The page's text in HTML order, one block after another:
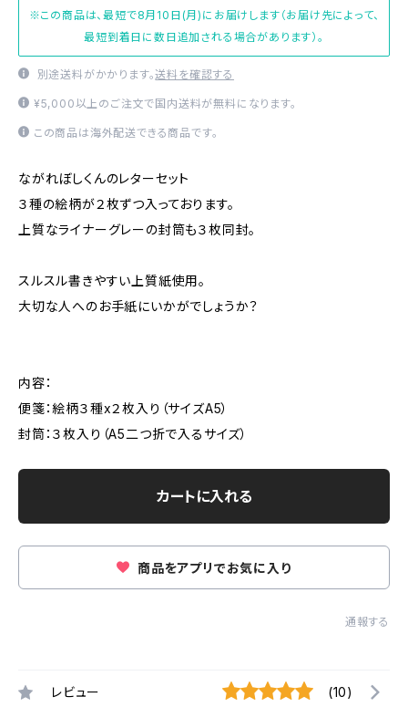
※この商品は、最短で8月10日(月)にお届けします（お届け先によって、
最短到着日に数日追加される場合があります）。
別途送料がかかります。送料を確認する
¥5,000以上のご注文で国内送料が無料になります。
この商品は海外配送できる商品です。
ながれぼしくんのレターセット
３種の絵柄が２枚ずつ入っております。
上質なライナーグレーの封筒も３枚同封。
スルスル書きやすい上質紙使用。
大切な人へのお手紙にいかがでしょうか？
内容：
便箋：絵柄３種x２枚入り（サイズA5）
封筒：３枚入り（A5二つ折で入るサイズ）
カートに入れる
商品をアプリでお気に入り
通報する
レビュー (10)